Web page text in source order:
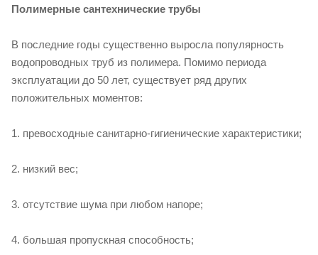
Полимерные сантехнические трубы
В последние годы существенно выросла популярность
водопроводных труб из полимера. Помимо периода
эксплуатации до 50 лет, существует ряд других
положительных моментов:
1. превосходные санитарно-гигиенические характеристики;
2. низкий вес;
3. отсутствие шума при любом напоре;
4. большая пропускная способность;